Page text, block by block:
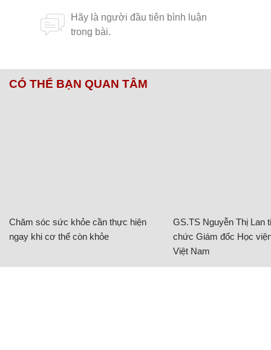
CÓ THỂ BẠN QUAN TÂM
Chăm sóc sức khỏe cần thực hiện
ngay khi cơ thể còn khỏe
GS.TS Nguyễn Thị Lan
chức Giám đốc Học
Việt Nam